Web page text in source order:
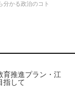
分かる政治のコト
育推進プラン・江
指して